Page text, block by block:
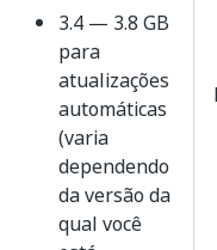
3.4 — 3.8 GB
para
atualizações
automáticas
(varia
dependendo
da versão da
qual você